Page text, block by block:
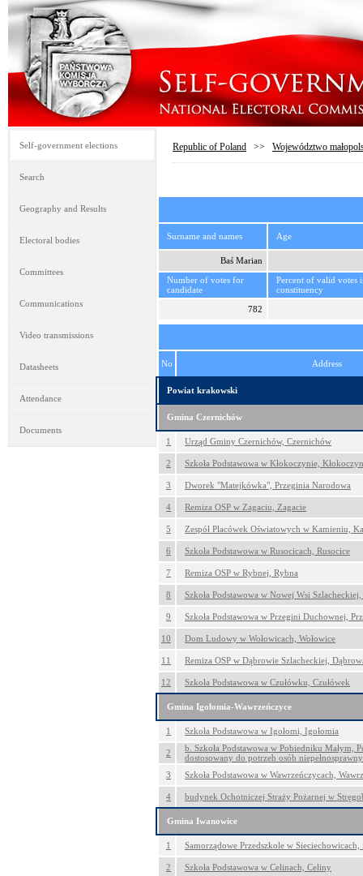
Self-government elections
Search
Geography and Results
Electoral bodies
Committees
Communications
Video transmissions
Datasheets
Attendance
Documents
Republic of Poland >> Województwo
Surname and names Age
Baś Marian
Number of votes for
candidate
Percent of valid votes
constituency
782
No Address
Powiat krakowski
Gmina Czernichów
1 Urząd Gminy Czernichów, Czernichów
2 Szkoła Podstawowa w Kłokoczynie, Kłokoczyn
3 Dworek "Matejkówka", Przeginia Narodowa
4 Remiza OSP w Zagaciu, Zagacie
5 Zespół Placówek Oświatowych w Kamieniu,
6 Szkoła Podstawowa w Rusocicach, Rusocice
7 Remiza OSP w Rybnej, Rybna
8 Szkoła Podstawowa w Nowej Wsi
9 Szkoła Podstawowa w Przegini Duchownej,
10 Dom Ludowy w Wołowicach, Wołowice
11 Remiza OSP w Dąbrowie Szlacheckiej,
12 Szkoła Podstawowa w Czułówku, Czułówek
Gmina Igołomia-Wawrzeńczyce
1 Szkoła Podstawowa w Igołomi, Igołomia
2
b. Szkoła Podstawowa w Pobiedniku Małym,
dostosowany do potrzeb osób
3
Szkoła Podstawowa w Wawrzeńczycach,
4 budynek Ochotniczej Straży Pożarnej w
Gmina Iwanowice
1 Samorządowe Przedszkole w Sieciechowicach,
2 Szkoła Podstawowa w Celinach, Celiny